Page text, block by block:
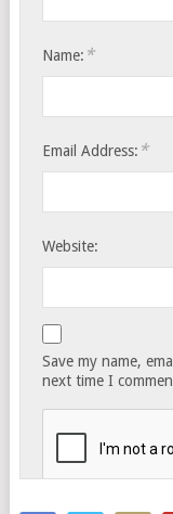
Name: *
Email Address: *
Website:
Save my name,
next time I